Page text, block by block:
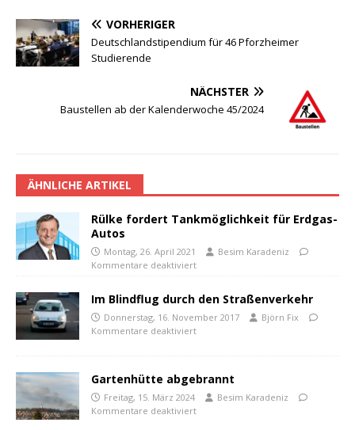
VORHERIGER
Deutschlandstipendium für 46 Pforzheimer
Studierende
NÄCHSTER
Baustellen ab der Kalenderwoche 45/2024
ÄHNLICHE ARTIKEL
Rülke fordert Tankmöglichkeit für Erdgas-
Autos
Montag, 26. April 2021
Besim Karadeniz
Kommentare deaktiviert
Im Blindflug durch den Straßenverkehr
Donnerstag, 16. November 2017
Björn Fix
Kommentare deaktiviert
Gartenhütte abgebrannt
Freitag, 15. März 2024
Besim Karadeniz
Kommentare deaktiviert